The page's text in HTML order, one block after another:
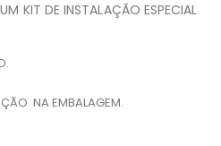
KIT DE INSTALAÇÃO ESPECIAL
NA EMBALAGEM.